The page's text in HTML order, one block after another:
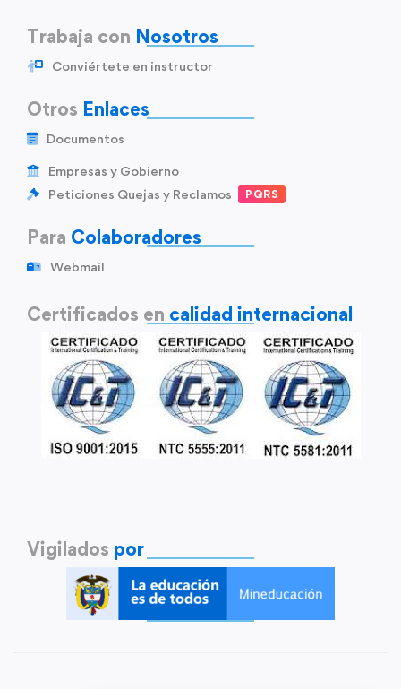
Trabaja con Nosotros
Conviértete en instructor
Otros Enlaces
Documentos
Empresas y Gobierno
Peticiones Quejas y Reclamos
PQRS
Para Colaboradores
Webmail
Certificados en calidad internacional
Vigilados por